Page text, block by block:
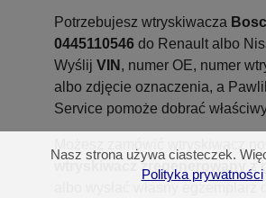
Potrzebujesz wtryskiwacza
0445110546 do Renault albo
Wyślij VIN , numer OE, numer
albo zdjęcie oznaczenia, a
Service pomoże dobrać
wtryskiwacz zregenerowany z
Nasz strona używa ciasteczek.
Polityka prywatności